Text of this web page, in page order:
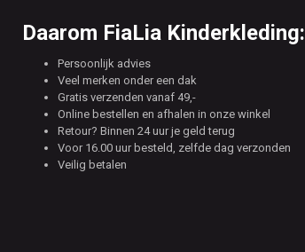
Daarom FiaLia Kinderkleding:
Persoonlijk advies
Veel merken onder een dak
Gratis verzenden vanaf 49,-
Online bestellen en afhalen in onze winkel
Retour? Binnen 24 uur je geld terug
Voor 16.00 uur besteld, zelfde dag verzonden
Veilig betalen